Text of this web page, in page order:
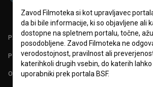
PARTNERJI
POGOJI UPORABE
O PROJEKTU
Zavod Filmoteka si kot upravljavec
da bi bile informacije, ki so objavljene ali
dostopne na spletnem portalu, točne,
posodobljene. Zavod Filmoteka ne
verodostojnost, pravilnost ali
katerihkoli drugih vsebin, do katerih
uporabniki prek portala BSF.